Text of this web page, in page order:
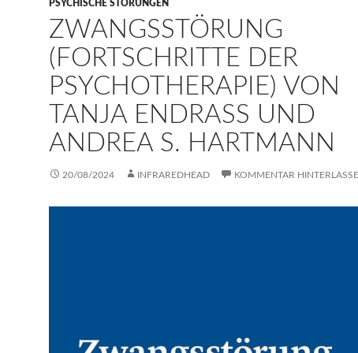
PSYCHISCHE STÖRUNGEN
ZWANGSSTÖRUNG
(FORTSCHRITTE DER
PSYCHOTHERAPIE) VON
TANJA ENDRASS UND
ANDREA S. HARTMANN
20/08/2024 INFRAREDHEAD KOMMENTAR